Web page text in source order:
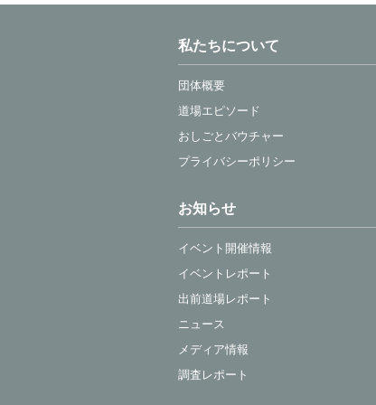
私たちについて
団体概要
道場エピソード
おしごとバウチャー
プライバシーポリシー
お知らせ
イベント開催情報
イベントレポート
出前道場レポート
ニュース
メディア情報
調査レポート